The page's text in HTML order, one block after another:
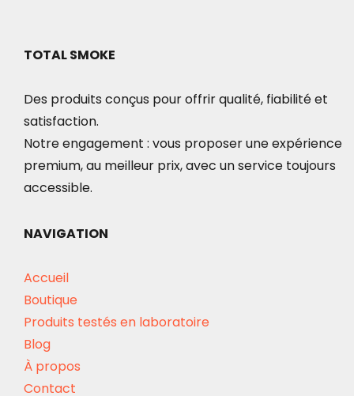
TOTAL SMOKE
Des produits conçus pour offrir qualité, fiabilité et
satisfaction.
Notre engagement : vous proposer une expérience
premium, au meilleur prix, avec un service toujours
accessible.
NAVIGATION
Accueil
Boutique
Produits testés en laboratoire
Blog
À propos
Contact